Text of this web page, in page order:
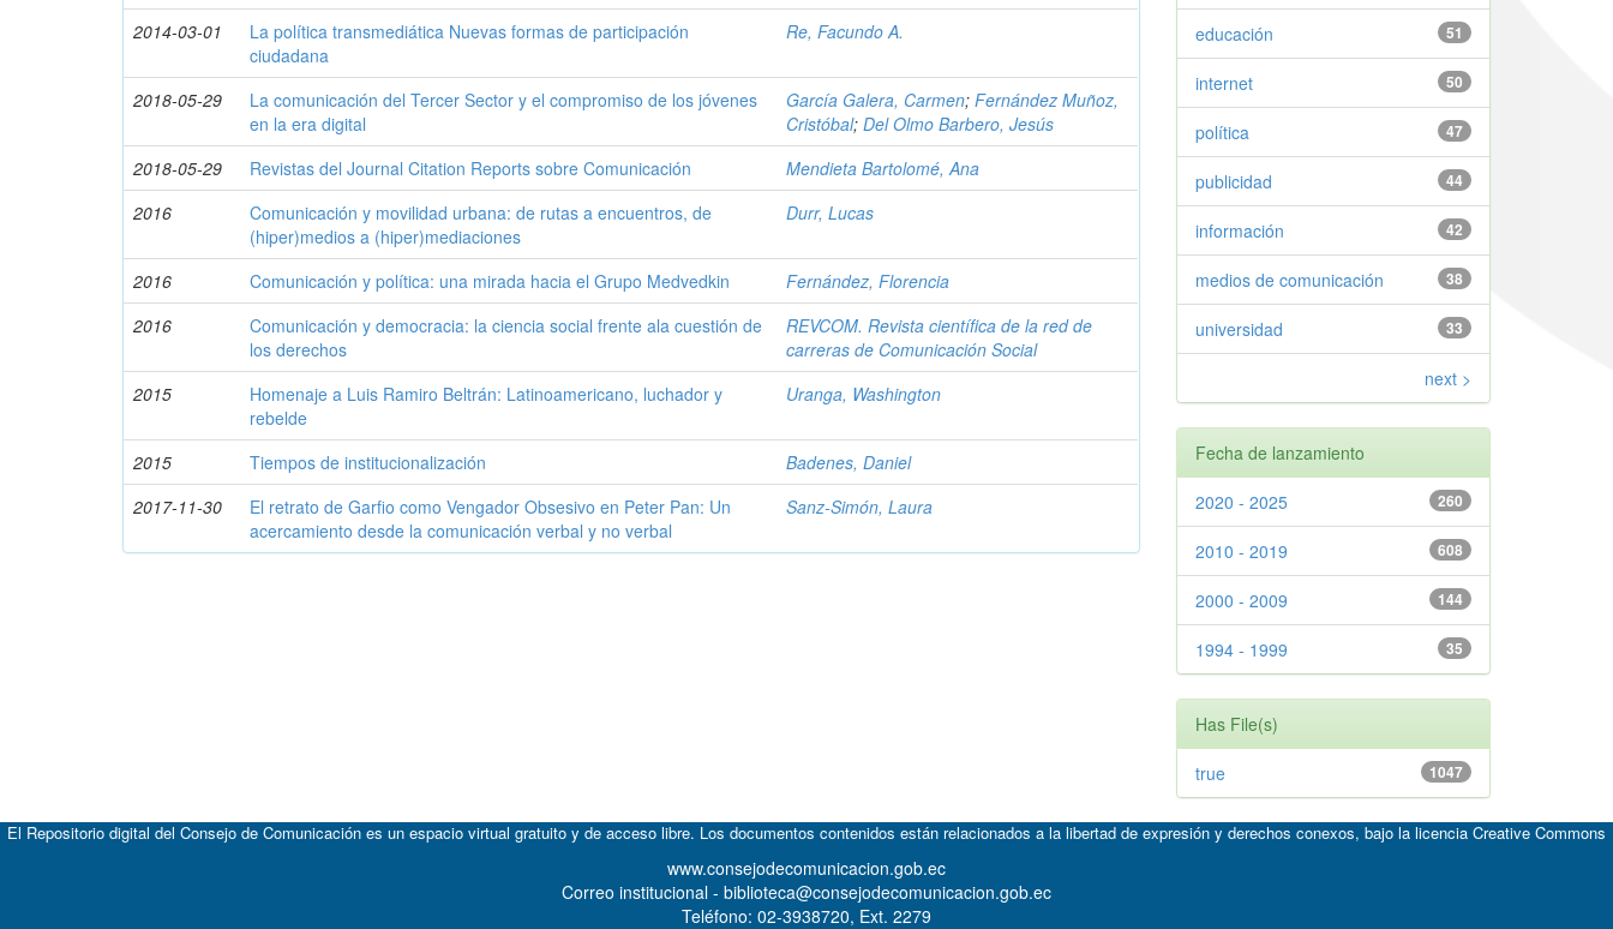
2014-03-01
La política transmediática Nuevas formas de participación
ciudadana
Re, Facundo A.
2018-05-29
La comunicación del Tercer Sector y el compromiso de los jóvenes
en la era digital
García Galera, Carmen;Fernández Muñoz,
Cristóbal;Del Olmo Barbero, Jesús
2018-05-29
Revistas del Journal Citation Reports sobre Comunicación
Mendieta Bartolomé, Ana
2016
Comunicación y movilidad urbana: de rutas a encuentros, de
(hiper)medios a (hiper)mediaciones
Durr, Lucas
2016 Comunicación y política: una mirada hacia el Grupo Medvedkin
Fernández, Florencia
2016
Comunicación y democracia: la ciencia social frente ala cuestión de
los derechos
REVCOM. Revista científica de la red de
carreras de Comunicación Social
2015
Homenaje a Luis Ramiro Beltrán: Latinoamericano, luchador y
rebelde
Uranga, Washington
2015 Tiempos de institucionalización
Badenes, Daniel
2017-11-30
El retrato de Garfio como Vengador Obsesivo en Peter Pan: Un
acercamiento desde la comunicación verbal y no verbal
Sanz-Simón, Laura
51
educación
50
internet
47
política
44
publicidad
42
información
38
medios de comunicación
33
universidad
next >
Fecha de lanzamiento
260
2020 - 2025
608
2010 - 2019
144
2000 - 2009
35
1994 - 1999
Has File(s)
1047
true
El Repositorio digital del Consejo de Comunicación es un espacio virtual gratuito y de acceso libre. Los documentos contenidos están relacionados a la libertad de expresión y derechos conexos, bajo la licencia Creative Commons
www.consejodecomunicacion.gob.ec
Correo institucional - biblioteca@consejodecomunicacion.gob.ec
Teléfono: 02-3938720, Ext. 2279